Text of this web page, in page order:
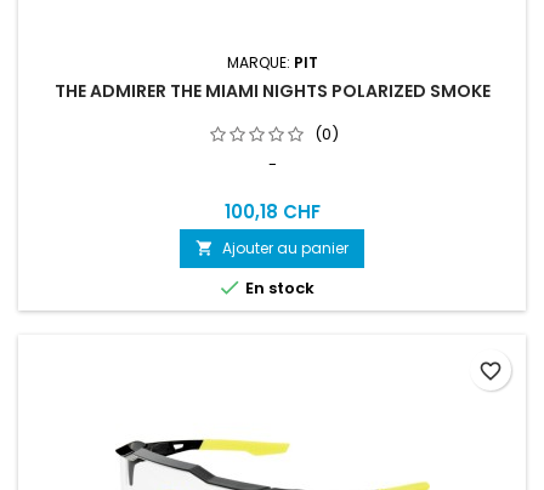
MARQUE: PIT
THE ADMIRER THE MIAMI NIGHTS POLARIZED SMOKE
(0)
-
100,18 CHF
 Ajouter au panier
 En stock
favorite_border